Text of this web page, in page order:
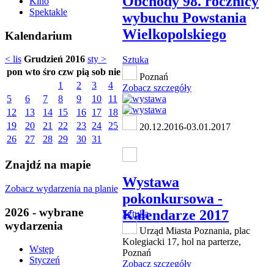
Spektakle
Kalendarium
< lis Grudzień 2016 sty >
pon wto śro czw pią sob nie
1
2 3
4
5
6 7 8 9 10
11
12
13 14 15 16 17
18
19
20 21 22 23 24
25
26
27 28 29 30 31
Znajdź na mapie
Zobacz wydarzenia na planie
2026 - wybrane
wydarzenia
Wstęp
Styczeń
wybuchu Powstania
Wielkopolskiego
Sztuka
Poznań
Zobacz szczegóły
20.12.2016-03.01.2017
Wystawa
pokonkursowa -
Kalendarze 2017
Sztuka
Urząd Miasta Poznania, plac
Kolegiacki 17, hol na parterze,
Poznań
Zobacz szczegóły